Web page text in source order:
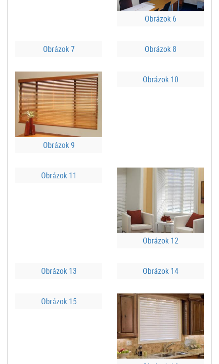
Obrázok 6
Obrázok 7 Obrázok 8
Obrázok 9
Obrázok 10
Obrázok 11
Obrázok 12
Obrázok 13 Obrázok 14
Obrázok 15